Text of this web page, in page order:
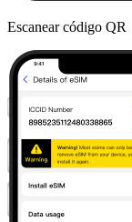
Escanear código QR